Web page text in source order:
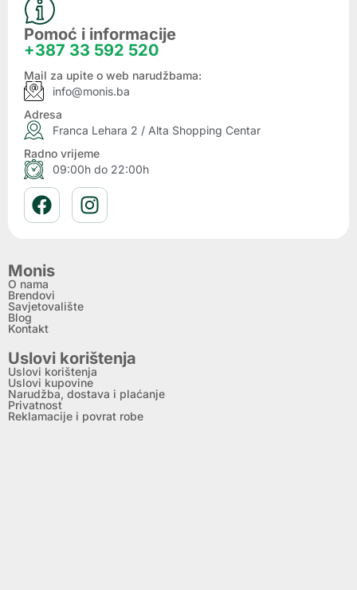
Pomoć i informacije
+387 33 592 520
Mail za upite o web narudžbama:
info@monis.ba
Adresa
Franca Lehara 2 / Alta Shopping Centar
Radno vrijeme
09:00h do 22:00h
Monis
O nama
Brendovi
Savjetovalište
Blog
Kontakt
Uslovi korištenja
Uslovi korištenja
Uslovi kupovine
Narudžba, dostava i plaćanje
Privatnost
Reklamacije i povrat robe